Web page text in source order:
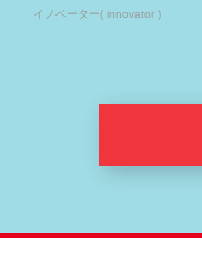
イノベーター( innovator )